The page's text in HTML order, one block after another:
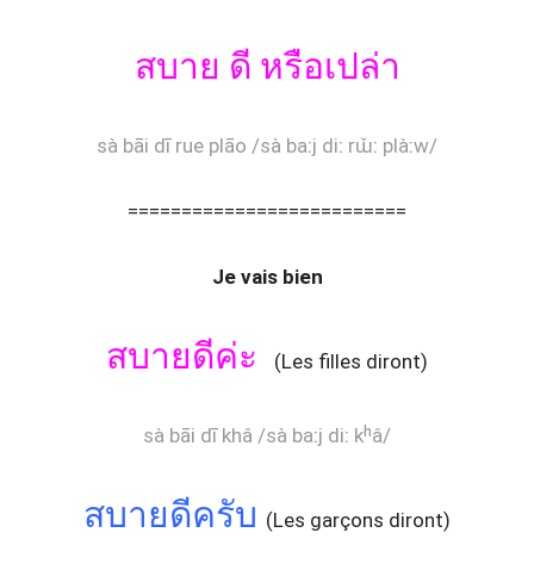
สบาย ดี หรือเปล่า
sà bāi dī rue plāo /sà baːj diː rɯ̌ː plàːw/
==========================
Je vais bien
สบายดีค่ะ (Les filles diront)
sà bāi dī khâ /sà baːj diː kʰâ/
สบายดีครับ (Les garçons diront)